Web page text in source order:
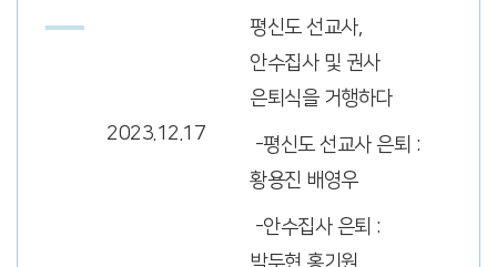
2023.12.17
평신도 선교사,
안수집사 및 권사
은퇴식을 거행하다
-평신도 선교사 은퇴 :
황용진 배영우
-안수집사 은퇴 :
박두현 홍기원